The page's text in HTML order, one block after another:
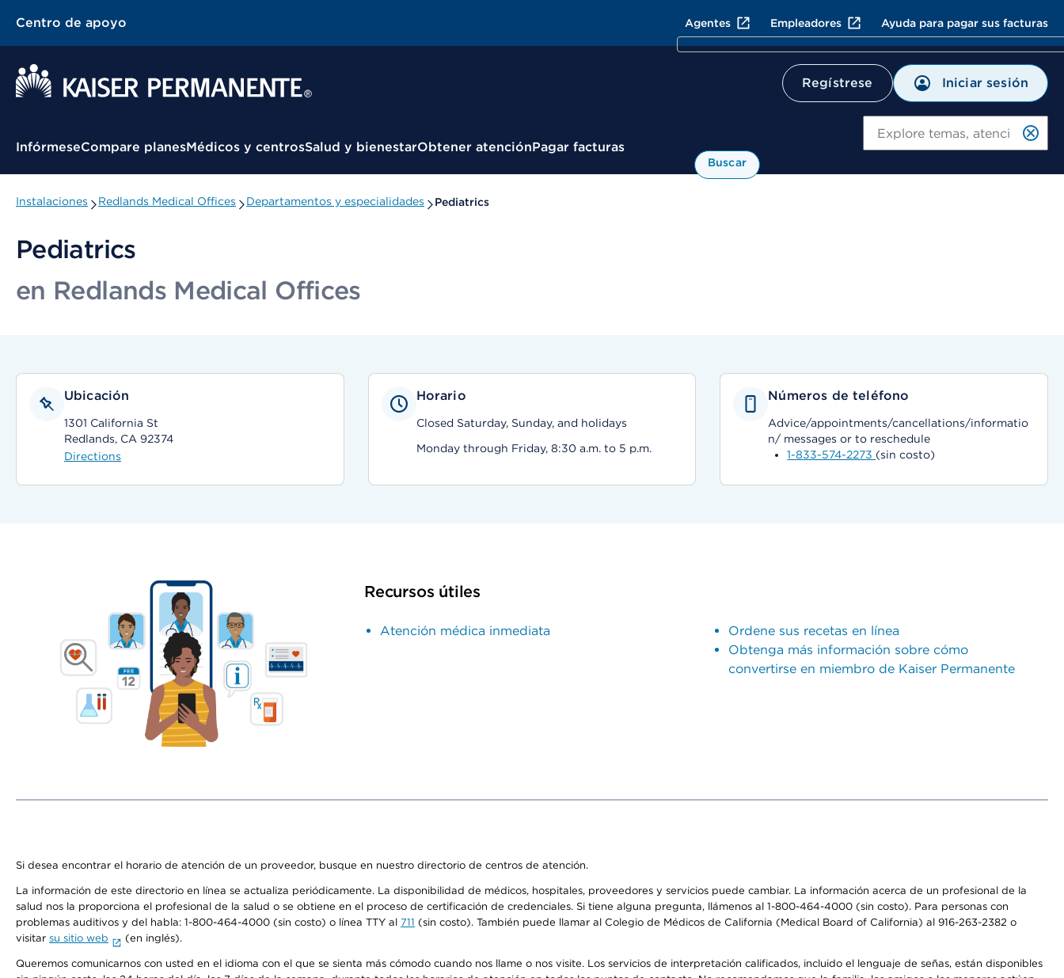
Centro de apoyo Agentes Empleadores Ayuda para pagar sus facturas
Regístrese Iniciar sesión
Menú contextual
InfórmeseCompare planesMédicos y centrosSalud y bienestarObtener atenciónPagar facturas
Buscar
Instalaciones Redlands Medical Offices Departamentos y especialidades Pediatrics
Pediatrics
en Redlands Medical Offices
Ubicación
1301 California St
Redlands, CA 92374
Directions
Horario
Closed Saturday, Sunday, and holidays
Monday through Friday, 8:30 a.m. to 5 p.m.
Números de teléfono
Advice/appointments/cancellations/informatio
n/ messages or to reschedule
1-833-574-2273 (sin costo)
Recursos útiles
Atención médica inmediata
Ordene sus recetas en línea
Obtenga más información sobre cómo
convertirse en miembro de Kaiser Permanente
Si desea encontrar el horario de atención de un proveedor, busque en nuestro directorio de centros de atención.
La información de este directorio en línea se actualiza periódicamente. La disponibilidad de médicos, hospitales, proveedores y servicios puede cambiar. La información acerca de un profesional de la
salud nos la proporciona el profesional de la salud o se obtiene en el proceso de certificación de credenciales. Si tiene alguna pregunta, llámenos al 1-800-464-4000 (sin costo). Para personas con
problemas auditivos y del habla: 1-800-464-4000 (sin costo) o línea TTY al 711 (sin costo). También puede llamar al Colegio de Médicos de California (Medical Board of California) al 916-263-2382 o
visitar su sitio web (en inglés).
Queremos comunicarnos con usted en el idioma con el que se sienta más cómodo cuando nos llame o nos visite. Los servicios de interpretación calificados, incluido el lenguaje de señas, están disponibles